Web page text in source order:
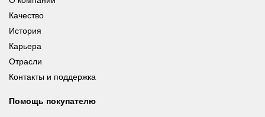
Качество
История
Карьера
Отрасли
Контакты и поддержка
Помощь покупателю